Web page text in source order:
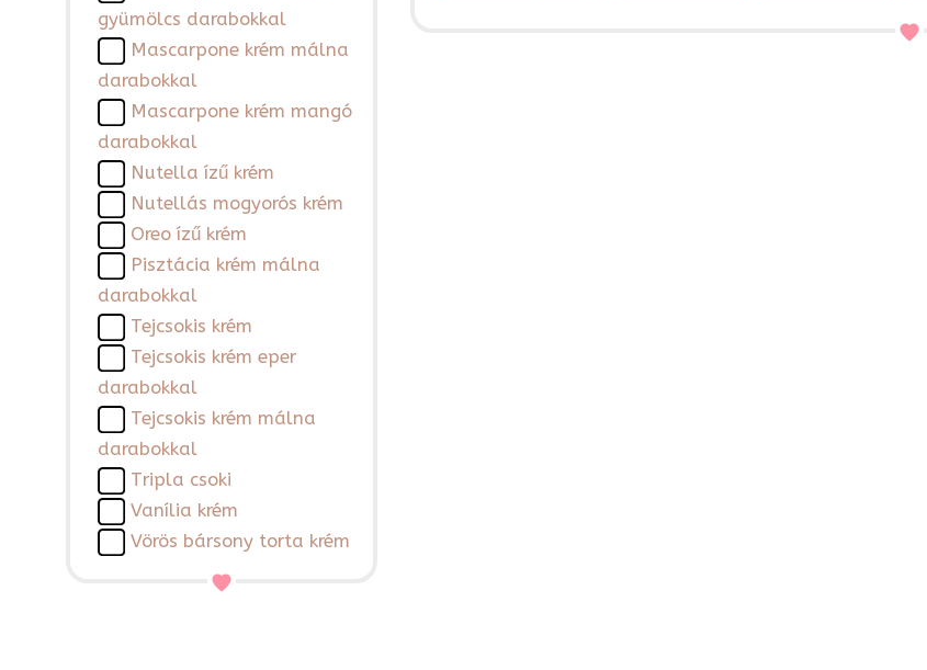
gyümölcs darabokkal
Mascarpone krém málna
darabokkal
Mascarpone krém mangó
darabokkal
Nutella ízű krém
Nutellás mogyorós krém
Oreo ízű krém
Pisztácia krém málna
darabokkal
Tejcsokis krém
Tejcsokis krém eper
darabokkal
Tejcsokis krém málna
darabokkal
Tripla csoki
Vanília krém
Vörös bársony torta krém